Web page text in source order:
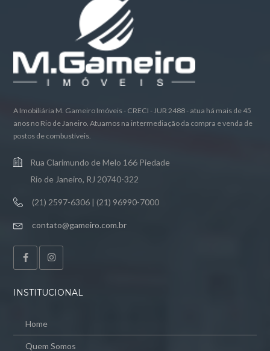
A Imobiliária M. Gameiro Imóveis - CRECI - JUR 2488 - atua há mais de 45
anos no Rio de Janeiro. Atuamos na intermediação da compra e venda de
postos de combustíveis.
Rua Clarimundo de Melo 166 Piedade
Rio de Janeiro, RJ 20740-322
(21) 2597-6306 | (21) 96990-7000
contato@gameiro.com.br
INSTITUCIONAL
Home
Quem Somos